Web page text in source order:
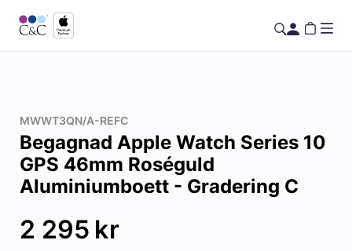
MWWT3QN/A-REFC
Begagnad Apple Watch Series 10
GPS 46mm Roséguld
Aluminiumboett - Gradering C
2 295 kr